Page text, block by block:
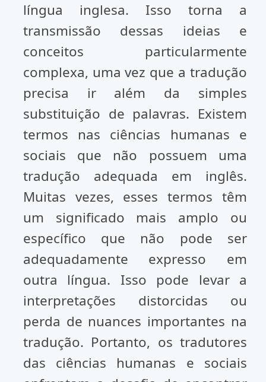
língua inglesa. Isso torna a
transmissão dessas ideias e
conceitos particularmente
complexa, uma vez que a tradução
precisa ir além da simples
substituição de palavras. Existem
termos nas ciências humanas e
sociais que não possuem uma
tradução adequada em inglês.
Muitas vezes, esses termos têm
um significado mais amplo ou
específico que não pode ser
adequadamente expresso em
outra língua. Isso pode levar a
interpretações distorcidas ou
perda de nuances importantes na
tradução. Portanto, os tradutores
das ciências humanas e sociais